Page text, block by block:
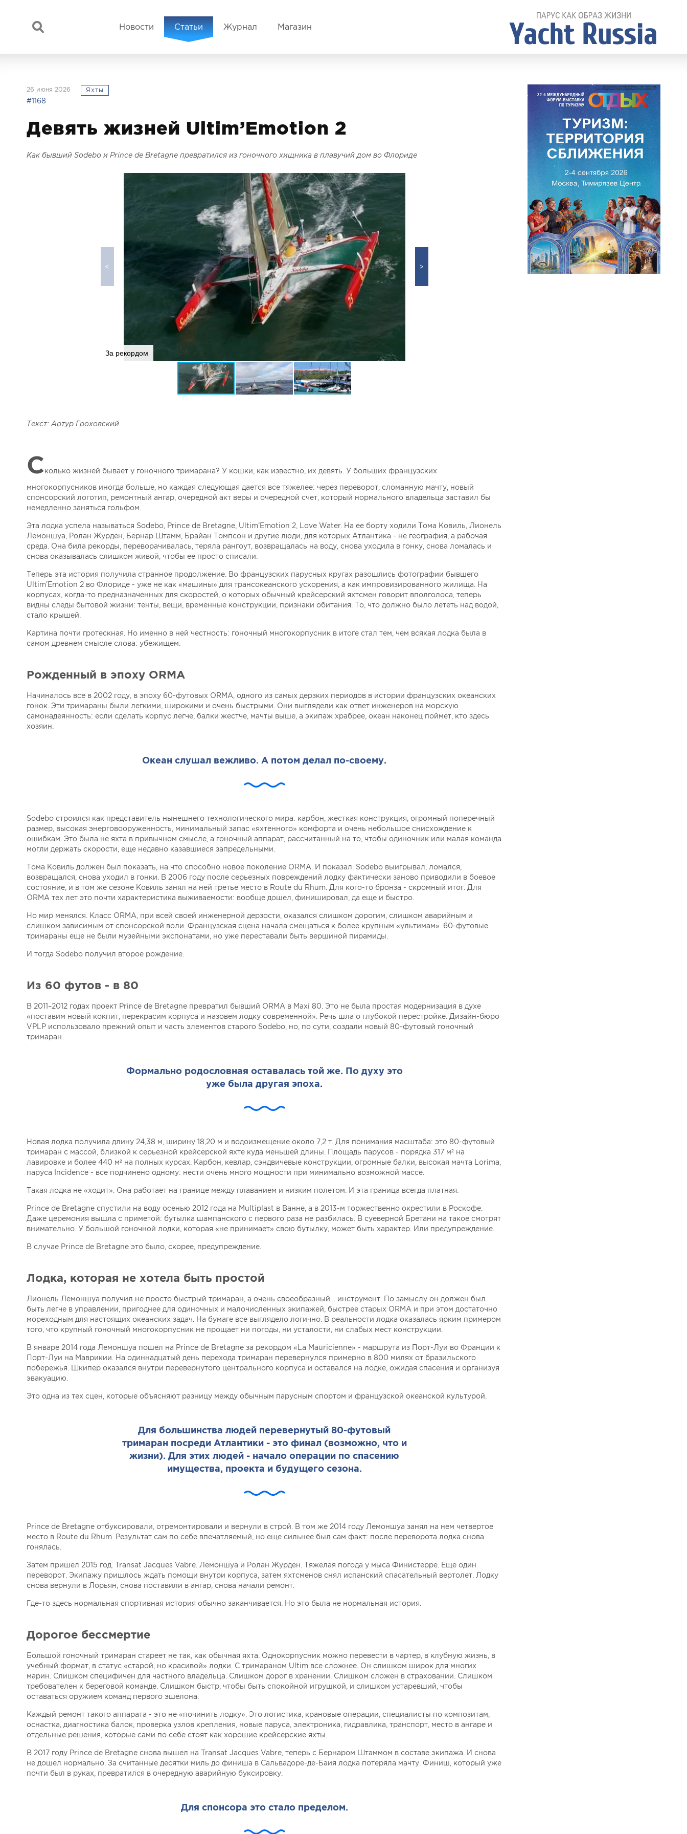
Новости Статьи Журнал Магазин
26 июня 2026 Яхты
#1168
Девять жизней Ultim’Emotion 2
Как бывший Sodebo и Prince de Bretagne превратился из гоночного хищника в плавучий дом во Флориде
За рекордом
Текст: Артур Гроховский
Сколько жизней бывает у гоночного тримарана? У кошки, как известно, их девять. У больших французских
многокорпусников иногда больше, но каждая следующая дается все тяжелее: через переворот, сломанную мачту, новый
спонсорский логотип, ремонтный ангар, очередной акт веры и очередной счет, который нормального владельца заставил бы
немедленно заняться гольфом.
Эта лодка успела называться Sodebo, Prince de Bretagne, Ultim’Emotion 2, Love Water. На ее борту ходили Тома Ковиль, Лионель
Лемоншуа, Ролан Журден, Бернар Штамм, Брайан Томпсон и другие люди, для которых Атлантика - не география, а рабочая
среда. Она била рекорды, переворачивалась, теряла рангоут, возвращалась на воду, снова уходила в гонку, снова ломалась и
снова оказывалась слишком живой, чтобы ее просто списали.
Теперь эта история получила странное продолжение. Во французских парусных кругах разошлись фотографии бывшего
Ultim’Emotion 2 во Флориде - уже не как «машины» для трансокеанского ускорения, а как импровизированного жилища. На
корпусах, когда-то предназначенных для скоростей, о которых обычный крейсерский яхтсмен говорит вполголоса, теперь
видны следы бытовой жизни: тенты, вещи, временные конструкции, признаки обитания. То, что должно было лететь над водой,
стало крышей.
Картина почти гротескная. Но именно в ней честность: гоночный многокорпусник в итоге стал тем, чем всякая лодка была в
самом древнем смысле слова: убежищем.
Рожденный в эпоху ORMA
Начиналось все в 2002 году, в эпоху 60-футовых ORMA, одного из самых дерзких периодов в истории французских океанских
гонок. Эти тримараны были легкими, широкими и очень быстрыми. Они выглядели как ответ инженеров на морскую
самонадеянность: если сделать корпус легче, балки жестче, мачты выше, а экипаж храбрее, океан наконец поймет, кто здесь
хозяин.
Океан слушал вежливо. А потом делал по-своему.
Sodebo строился как представитель нынешнего технологического мира: карбон, жесткая конструкция, огромный поперечный
размер, высокая энерговооруженность, минимальный запас «яхтенного» комфорта и очень небольшое снисхождение к
ошибкам. Это была не яхта в привычном смысле, а гоночный аппарат, рассчитанный на то, чтобы одиночник или малая команда
могли держать скорости, еще недавно казавшиеся запредельными.
Тома Ковиль должен был показать, на что способно новое поколение ORMA. И показал. Sodebo выигрывал, ломался,
возвращался, снова уходил в гонки. В 2006 году после серьезных повреждений лодку фактически заново приводили в боевое
состояние, и в том же сезоне Ковиль занял на ней третье место в Route du Rhum. Для кого-то бронза - скромный итог. Для
ORMA тех лет это почти характеристика выживаемости: вообще дошел, финишировал, да еще и быстро.
Но мир менялся. Класс ORMA, при всей своей инженерной дерзости, оказался слишком дорогим, слишком аварийным и
слишком зависимым от спонсорской воли. Французская сцена начала смещаться к более крупным «ультимам». 60-футовые
тримараны еще не были музейными экспонатами, но уже переставали быть вершиной пирамиды.
И тогда Sodebo получил второе рождение.
Из 60 футов - в 80
В 2011–2012 годах проект Prince de Bretagne превратил бывший ORMA в Maxi 80. Это не была простая модернизация в духе
«поставим новый кокпит, перекрасим корпуса и назовем лодку современной». Речь шла о глубокой перестройке. Дизайн-бюро
VPLP использовало прежний опыт и часть элементов старого Sodebo, но, по сути, создали новый 80-футовый гоночный
тримаран.
Формально родословная оставалась той же. По духу это
уже была другая эпоха.
Новая лодка получила длину 24,38 м, ширину 18,20 м и водоизмещение около 7,2 т. Для понимания масштаба: это 80-футовый
тримаран с массой, близкой к серьезной крейсерской яхте куда меньшей длины. Площадь парусов - порядка 317 м² на
лавировке и более 440 м² на полных курсах. Карбон, кевлар, сэндвичевые конструкции, огромные балки, высокая мачта Lorima,
паруса Incidence - все подчинено одному: нести очень много мощности при минимально возможной массе.
Такая лодка не «ходит». Она работает на границе между плаванием и низким полетом. И эта граница всегда платная.
Prince de Bretagne спустили на воду осенью 2012 года на Multiplast в Ванне, а в 2013-м торжественно окрестили в Роскофе.
Даже церемония вышла с приметой: бутылка шампанского с первого раза не разбилась. В суеверной Бретани на такое смотрят
внимательно. У большой гоночной лодки, которая «не принимает» свою бутылку, может быть характер. Или предупреждение.
В случае Prince de Bretagne это было, скорее, предупреждение.
Лодка, которая не хотела быть простой
Лионель Лемоншуа получил не просто быстрый тримаран, а очень своеобразный… инструмент. По замыслу он должен был
быть легче в управлении, пригоднее для одиночных и малочисленных экипажей, быстрее старых ORMA и при этом достаточно
мореходным для настоящих океанских задач. На бумаге все выглядело логично. В реальности лодка оказалась ярким примером
того, что крупный гоночный многокорпусник не прощает ни погоды, ни усталости, ни слабых мест конструкции.
В январе 2014 года Лемоншуа пошел на Prince de Bretagne за рекордом «La Mauricienne» - маршрута из Порт-Луи во Франции к
Порт-Луи на Маврикии. На одиннадцатый день перехода тримаран перевернулся примерно в 800 милях от бразильского
побережья. Шкипер оказался внутри перевернутого центрального корпуса и оставался на лодке, ожидая спасения и организуя
эвакуацию.
Это одна из тех сцен, которые объясняют разницу между обычным парусным спортом и французской океанской культурой.
Для большинства людей перевернутый 80-футовый
тримаран посреди Атлантики - это финал (возможно, что и
жизни). Для этих людей - начало операции по спасению
имущества, проекта и будущего сезона.
Prince de Bretagne отбуксировали, отремонтировали и вернули в строй. В том же 2014 году Лемоншуа занял на нем четвертое
место в Route du Rhum. Результат сам по себе впечатляемый, но еще сильнее был сам факт: после переворота лодка снова
гонялась.
Затем пришел 2015 год. Transat Jacques Vabre. Лемоншуа и Ролан Журден. Тяжелая погода у мыса Финистерре. Еще один
переворот. Экипажу пришлось ждать помощи внутри корпуса, затем яхтсменов снял испанский спасательный вертолет. Лодку
снова вернули в Лорьян, снова поставили в ангар, снова начали ремонт.
Где-то здесь нормальная спортивная история обычно заканчивается. Но это была не нормальная история.
Дорогое бессмертие
Большой гоночный тримаран стареет не так, как обычная яхта. Однокорпусник можно перевести в чартер, в клубную жизнь, в
учебный формат, в статус «старой, но красивой» лодки. С тримараном Ultim все сложнее. Он слишком широк для многих
марин. Слишком специфичен для частного владельца. Слишком дорог в хранении. Слишком сложен в страховании. Слишком
требователен к береговой команде. Слишком быстр, чтобы быть спокойной игрушкой, и слишком устаревший, чтобы
оставаться оружием команд первого эшелона.
Каждый ремонт такого аппарата - это не «починить лодку». Это логистика, крановые операции, специалисты по композитам,
оснастка, диагностика балок, проверка узлов крепления, новые паруса, электроника, гидравлика, транспорт, место в ангаре и
отдельные решения, которые сами по себе стоят как хорошие крейсерские яхты.
В 2017 году Prince de Bretagne снова вышел на Transat Jacques Vabre, теперь с Бернаром Штаммом в составе экипажа. И снова
не дошел нормально. За считанные десятки миль до финиша в Сальвадоре-де-Баия лодка потеряла мачту. Финиш, который уже
почти был в руках, превратился в очередную аварийную буксировку.
Для спонсора это стало пределом.